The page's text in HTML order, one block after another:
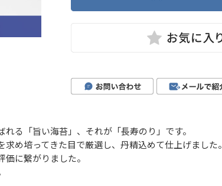
る「旨い海苔」、それが「長寿のり」です。
め培ってきた目で厳選し、丹精込めて仕上げました。
に繋がりました。